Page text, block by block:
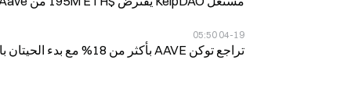
04-19 05:50
تراجع توكن AAVE بأكثر من 18% مع بدء الحيتان بالبيع بعد استغلال KelpDAO على بروتوكول Aave